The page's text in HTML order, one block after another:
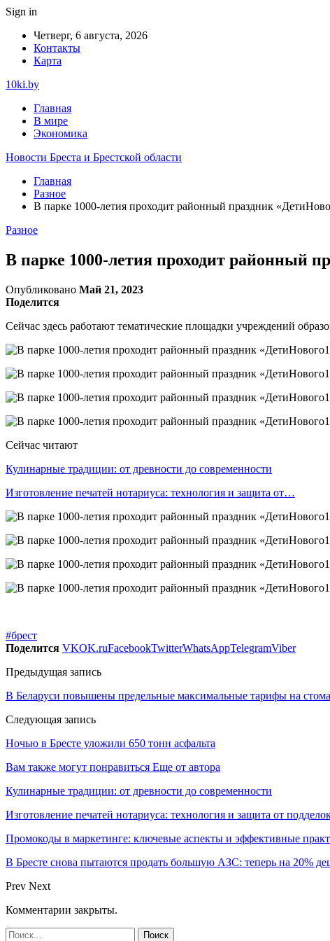
Sign in
Четверг, 6 августа, 2026
Контакты
Карта
10ki.by
Главная
В мире
Экономика
Новости Бреста и Брестской области
Главная
Разное
В парке 1000-летия проходит районный праздник
Разное
В парке 1000-летия проходит районный
Опубликовано Май 21, 2023
Поделится
Сейчас здесь работают тематические площадки учреждений
Сейчас читают
Кулинарные традиции: от древности до современности
Изготовление печатей нотариуса: технология и защита от…
#брест
Поделится VKOK.ruFacebookTwitterWhatsAppTelegramViber
Предыдущая запись
В Беларуси повышены предельные максимальные тарифы на
Следующая запись
Ночью в Бресте уложили 650 тонн асфальта
Вам также могут понравиться Еще от автора
Кулинарные традиции: от древности до современности
Изготовление печатей нотариуса: технология и защита от
Промокоды в маркетинге: ключевые аспекты и эффективные
В Бресте снова пытаются продать большую АЗС: теперь на 20%
Prev Next
Комментарии закрыты.